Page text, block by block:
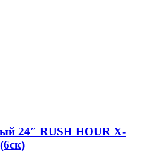
24″ RUSH HOUR X-